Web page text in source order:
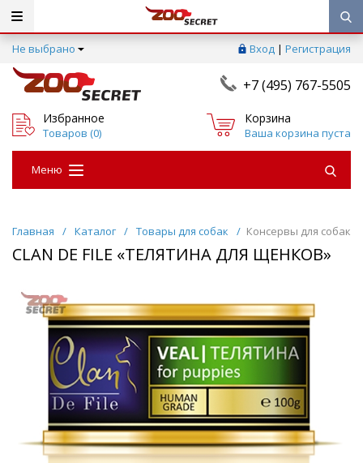
Не выбрано Вход | Регистрация
+7 (495) 767-5505
Избранное
Товаров (0)
Корзина
Ваша корзина пуста
Меню
Главная / Каталог / Товары для собак / Консервы для собак
CLAN DE FILE «ТЕЛЯТИНА ДЛЯ ЩЕНКОВ»